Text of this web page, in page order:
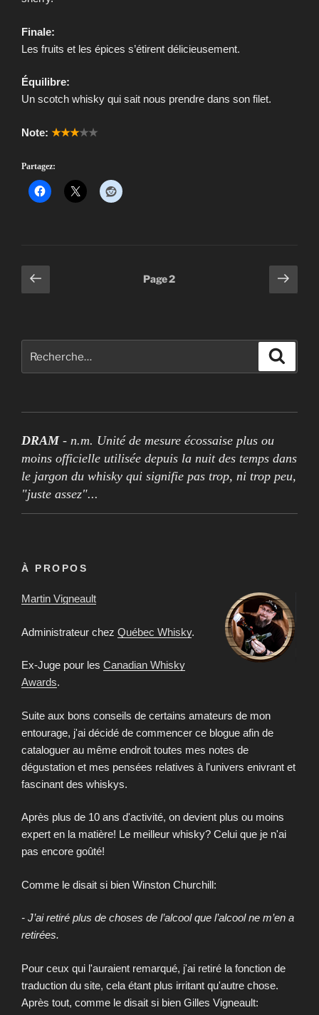
Finale:
Les fruits et les épices s’étirent délicieusement.
Équilibre:
Un scotch whisky qui sait nous prendre dans son filet.
Note: ★★★★★
Partagez:
Pagination
des
Page
précédente
Page2
Page
DRAM- n.m. Unité de mesure écossaise plus ou
moins officielle utilisée depuis la nuit des temps dans
le jargon du whisky qui signifie pas trop, ni trop peu,
"juste assez"...
À PROPOS
Martin Vigneault
Administrateur chez Québec Whisky.
Ex-Juge pour les Canadian Whisky
Awards.
Suite aux bons conseils de certains amateurs de mon
entourage, j'ai décidé de commencer ce blogue afin de
cataloguer au même endroit toutes mes notes de
dégustation et mes pensées relatives à l'univers enivrant et
fascinant des whiskys.
Après plus de 10 ans d'activité, on devient plus ou moins
expert en la matière! Le meilleur whisky? Celui que je n'ai
pas encore goûté!
Comme le disait si bien Winston Churchill:
- J’ai retiré plus de choses de l’alcool que l’alcool ne m’en a
retirées.
Pour ceux qui l'auraient remarqué, j'ai retiré la fonction de
traduction du site, cela étant plus irritant qu'autre chose.
Après tout, comme le disait si bien Gilles Vigneault: